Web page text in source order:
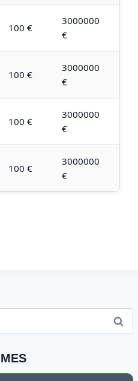
100 €
3000000
€
100 €
3000000
€
100 €
3000000
€
100 €
3000000
€